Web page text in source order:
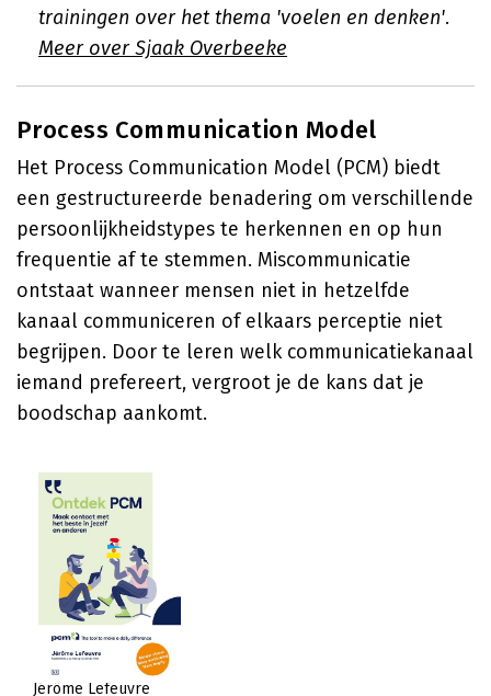
trainingen over het thema 'voelen en denken'.
Meer over Sjaak Overbeeke
Process Communication Model
Het Process Communication Model (PCM) biedt
een gestructureerde benadering om verschillende
persoonlijkheidstypes te herkennen en op hun
frequentie af te stemmen. Miscommunicatie
ontstaat wanneer mensen niet in hetzelfde
kanaal communiceren of elkaars perceptie niet
begrijpen. Door te leren welk communicatiekanaal
iemand prefereert, vergroot je de kans dat je
boodschap aankomt.
Jérôme Lefeuvre